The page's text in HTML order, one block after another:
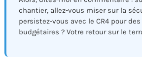
chantier, allez-vous miser sur la
persistez-vous avec le CR4 pour
budgétaires ? Votre retour sur le